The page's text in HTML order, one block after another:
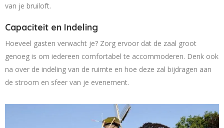
van je bruiloft.
Capaciteit en Indeling
Hoeveel gasten verwacht je? Zorg ervoor dat de zaal groot
genoeg is om iedereen comfortabel te accommoderen. Denk ook
na over de indeling van de ruimte en hoe deze zal bijdragen aan
de stroom en sfeer van je evenement.